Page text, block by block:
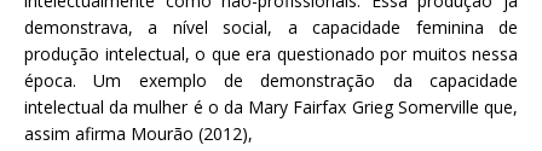
demonstrava, a nível social, a capacidade feminina de
produção intelectual, o que era questionado por muitos nessa
época. Um exemplo de demonstração da capacidade
intelectual da mulher é o da Mary Fairfax Grieg Somerville que,
assim afirma Mourão (2012),